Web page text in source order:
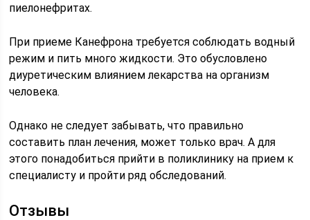
пиелонефритах.
При приеме Канефрона требуется соблюдать водный
режим и пить много жидкости. Это обусловлено
диуретическим влиянием лекарства на организм
человека.
Однако не следует забывать, что правильно
составить план лечения, может только врач. А для
этого понадобиться прийти в поликлинику на прием к
специалисту и пройти ряд обследований.
Отзывы